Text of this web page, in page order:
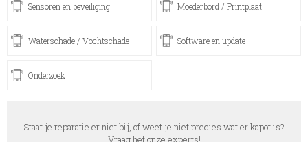
Sensoren en beveiliging Moederbord / Printplaat
Waterschade / Vochtschade Software en update
Onderzoek
Staat je reparatie er niet bij, of weet je niet precies wat er kapot is?
Vraag het onze experts!